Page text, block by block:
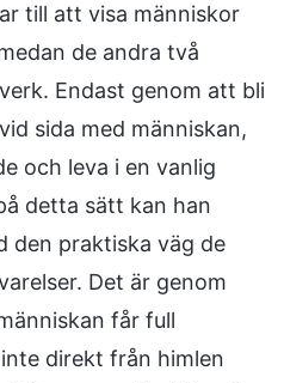
till att visa människor
de andra två
Endast genom att bli
sida med människan,
och leva i en vanlig
detta sätt kan han
den praktiska väg de
Det är genom
får full
direkt från himlen